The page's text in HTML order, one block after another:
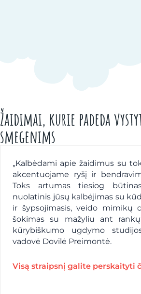
Žaidimai, kurie padeda
smegenims
„Kalbėdami apie žaidimus su
akcentuojame ryšį ir
Toks artumas tiesiog
nuolatinis jūsų kalbėjimas su
ir šypsojimasis, veido mimikų
šokimas su mažyliu ant
kūrybiškumo ugdymo
vadovė Dovilė Preimontė.
Visą straipsnį galite perskaityti